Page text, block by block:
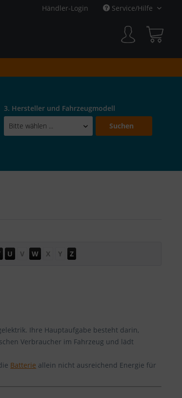
Händler-Login Service/Hilfe
3. Hersteller und Fahrzeugmodell
Suchen
U V W X Y Z
Ihre Hauptaufgabe besteht darin,
Verbraucher im Fahrzeug und lädt
Batterie allein nicht ausreichend Energie für